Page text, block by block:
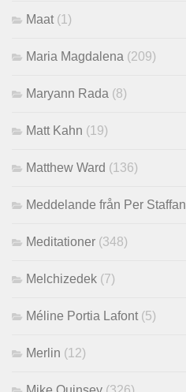
Maat (1)
Maria Magdalena (209)
Maryann Rada (8)
Matt Kahn (19)
Matthew Ward (136)
Meddelande från Per Staffan
Meditationer (348)
Melchizedek (7)
Méline Portia Lafont (5)
Merlin (12)